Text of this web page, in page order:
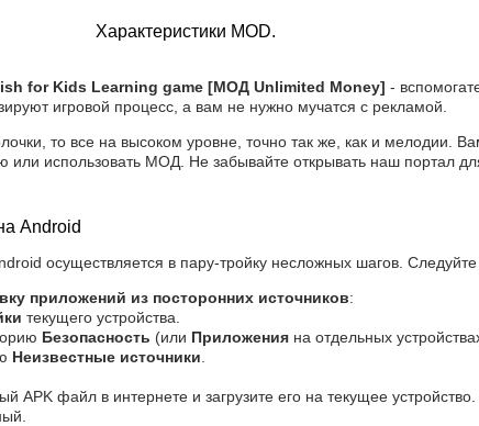
Характеристики MOD.
for Kids Learning game [МОД Unlimited Money] -
игровой процесс, а вам не нужно мучатся с рекламой.
то все на высоком уровне, точно так же, как и мелодии.
или использовать МОД. Не забывайте открывать наш портал
Android
осуществляется в пару-тройку несложных шагов. Следуйте
приложений из посторонних источников:
текущего устройства.
Безопасность (или Приложения на отдельных
Неизвестные источники
APK файл в интернете и загрузите его на текущее устройство.